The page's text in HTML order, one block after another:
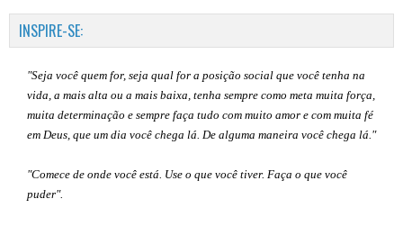
INSPIRE-SE:
"Seja você quem for, seja qual for a posição social que você tenha na
vida, a mais alta ou a mais baixa, tenha sempre como meta muita força,
muita determinação e sempre faça tudo com muito amor e com muita fé
em Deus, que um dia você chega lá. De alguma maneira você chega lá."
"Comece de onde você está. Use o que você tiver. Faça o que você
puder".